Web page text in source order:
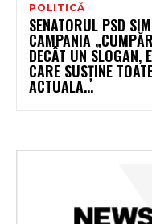
POLITICĂ
SENATORUL PSD
CAMPANIA
DECÂT UN SLOGAN,
CARE SUSȚINE
ACTUALA...